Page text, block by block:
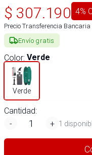
$ 307.190 4%
Precio Transferencia Bancaria
Envío gratis
Color: Verde
Verde
Cantidad:
-
+ 1